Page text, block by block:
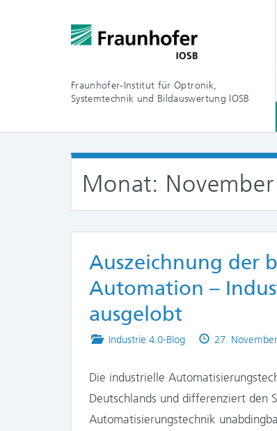
Fraunhofer-Institut für Optronik,
Systemtechnik und Bildauswertung IOSB
Monat:
Auszeichnung der
Automation –
ausgelobt
Posted
Industrie 4.0-Blog
Published
27.
Die industrielle
Deutschlands und differenziert den
Automatisierungstechnik